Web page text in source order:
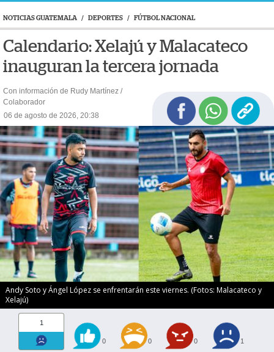
NOTICIAS GUATEMALA / DEPORTES / FÚTBOL NACIONAL
Calendario: Xelajú y Malacateco
inauguran la tercera jornada
Con información de Rudy Martínez /
Colaborador
06 de agosto de 2026, 20:38
Andy Soto y Ángel López se enfrentarán este viernes. (Fotos: Malacateco y
Xelajú)
1
0 0 0 1